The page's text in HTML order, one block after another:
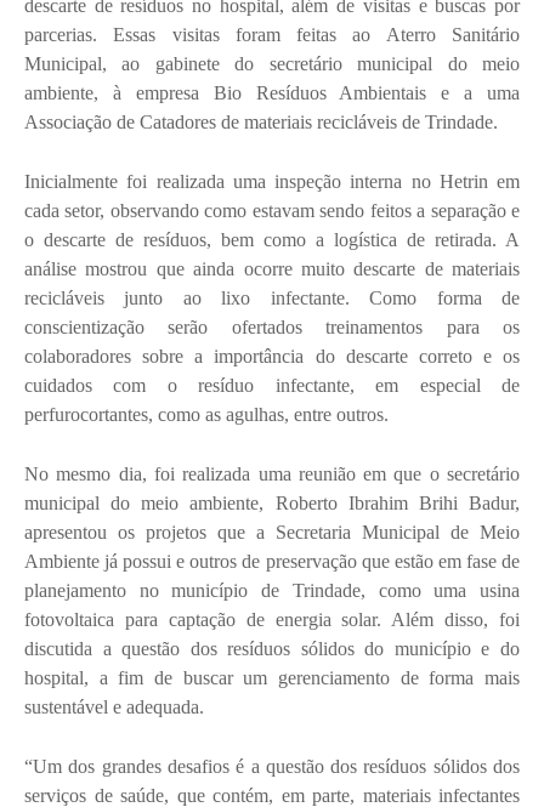
descarte de resíduos no hospital, além de visitas e buscas por
parcerias. Essas visitas foram feitas ao Aterro Sanitário
Municipal, ao gabinete do secretário municipal do meio
ambiente, à empresa Bio Resíduos Ambientais e a uma
Associação de Catadores de materiais recicláveis de Trindade.
Inicialmente foi realizada uma inspeção interna no Hetrin em
cada setor, observando como estavam sendo feitos a separação e
o descarte de resíduos, bem como a logística de retirada. A
análise mostrou que ainda ocorre muito descarte de materiais
recicláveis junto ao lixo infectante. Como forma de
conscientização serão ofertados treinamentos para os
colaboradores sobre a importância do descarte correto e os
cuidados com o resíduo infectante, em especial de
perfurocortantes, como as agulhas, entre outros.
No mesmo dia, foi realizada uma reunião em que o secretário
municipal do meio ambiente, Roberto Ibrahim Brihi Badur,
apresentou os projetos que a Secretaria Municipal de Meio
Ambiente já possui e outros de preservação que estão em fase de
planejamento no município de Trindade, como uma usina
fotovoltaica para captação de energia solar. Além disso, foi
discutida a questão dos resíduos sólidos do município e do
hospital, a fim de buscar um gerenciamento de forma mais
sustentável e adequada.
“Um dos grandes desafios é a questão dos resíduos sólidos dos
serviços de saúde, que contém, em parte, materiais infectantes